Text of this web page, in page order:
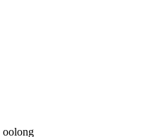
oolong